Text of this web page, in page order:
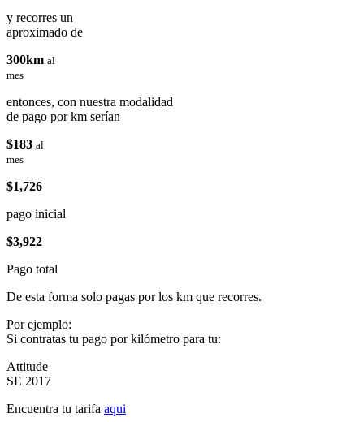
y recorres un
aproximado de
300km al
mes
entonces, con nuestra modalidad
de pago por km serían
$183 al
mes
$1,726
pago inicial
$3,922
Pago total
De esta forma solo pagas por los km que recorres.
Por ejemplo:
Si contratas tu pago por kilómetro para tu:
Attitude
SE 2017
Encuentra tu tarifa aqui